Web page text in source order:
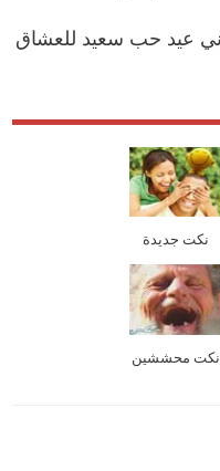
نكت جديدة
نكت محششين